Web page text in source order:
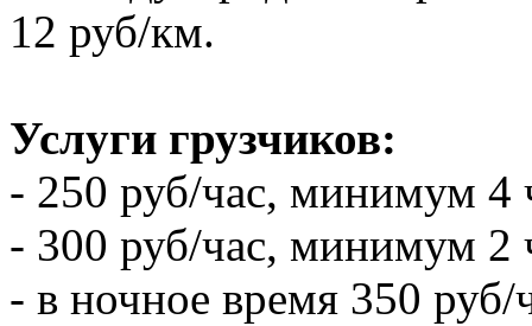
12 руб/км.
Услуги грузчиков:
- 250 руб/час, минимум 4
- 300 руб/час, минимум 2
- в ночное время 350